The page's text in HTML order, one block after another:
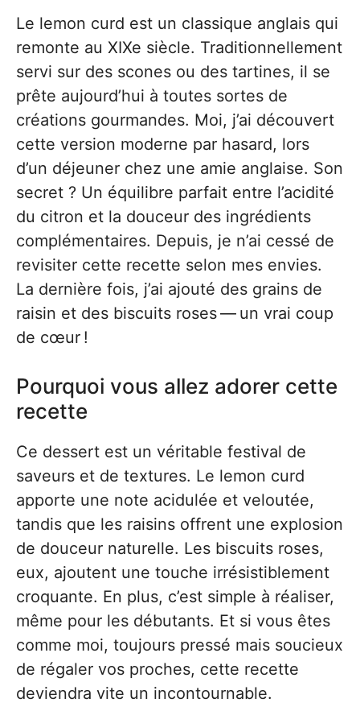
Le lemon curd est un classique anglais qui
remonte au XIXe siècle. Traditionnellement
servi sur des scones ou des tartines, il se
prête aujourd’hui à toutes sortes de
créations gourmandes. Moi, j’ai découvert
cette version moderne par hasard, lors
d’un déjeuner chez une amie anglaise. Son
secret ? Un équilibre parfait entre l’acidité
du citron et la douceur des ingrédients
complémentaires. Depuis, je n’ai cessé de
revisiter cette recette selon mes envies.
La dernière fois, j’ai ajouté des grains de
raisin et des biscuits roses — un vrai coup
de cœur !
Pourquoi vous allez adorer cette
recette
Ce dessert est un véritable festival de
saveurs et de textures. Le lemon curd
apporte une note acidulée et veloutée,
tandis que les raisins offrent une explosion
de douceur naturelle. Les biscuits roses,
eux, ajoutent une touche irrésistiblement
croquante. En plus, c’est simple à réaliser,
même pour les débutants. Et si vous êtes
comme moi, toujours pressé mais soucieux
de régaler vos proches, cette recette
deviendra vite un incontournable.